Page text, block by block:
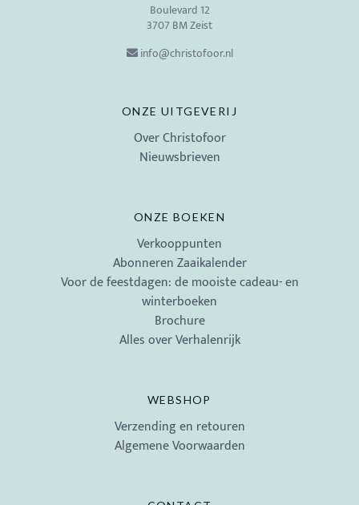
Boulevard 12
3707 BM Zeist
info@christofoor.nl
ONZE UITGEVERIJ
Over Christofoor
Nieuwsbrieven
ONZE BOEKEN
Verkooppunten
Abonneren Zaaikalender
Voor de feestdagen: de mooiste cadeau- en
winterboeken
Brochure
Alles over Verhalenrijk
WEBSHOP
Verzending en retouren
Algemene Voorwaarden